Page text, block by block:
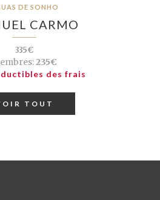
DE SONHO
CARMO
335€
235€
des frais
TOUT